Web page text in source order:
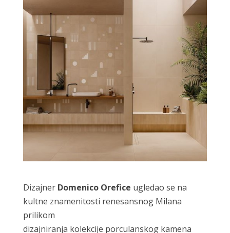
Dizajner Domenico Orefice ugledao se na
kultne znamenitosti renesansnog Milana
prilikom
dizajniranja kolekcije porculanskog kamena